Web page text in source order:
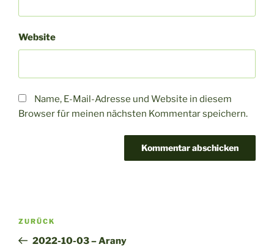
Website
Name, E-Mail-Adresse und Website in diesem
Browser für meinen nächsten Kommentar speichern.
e
r
Beitragsnavigation
Vorheriger
Beitrag
ZURÜCK
2022-10-03 – Arany